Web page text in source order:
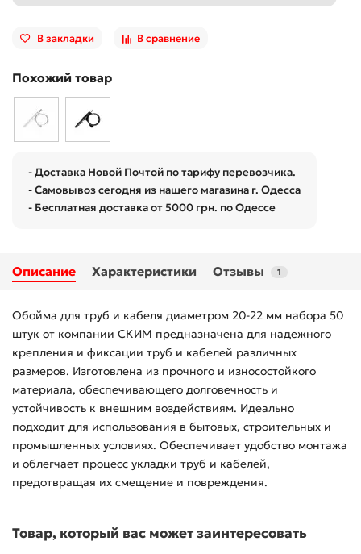
В закладки В сравнение
Похожий товар
- Доставка Новой Почтой по тарифу перевозчика.
- Самовывоз сегодня из нашего магазина г. Одесса
- Бесплатная доставка от 5000 грн. по Одессе
Описание Характеристики Отзывы 1
Обойма для труб и кабеля диаметром 20-22 мм набора 50
штук от компании СКИМ предназначена для надежного
крепления и фиксации труб и кабелей различных
размеров. Изготовлена из прочного и износостойкого
материала, обеспечивающего долговечность и
устойчивость к внешним воздействиям. Идеально
подходит для использования в бытовых, строительных и
промышленных условиях. Обеспечивает удобство монтажа
и облегчает процесс укладки труб и кабелей,
предотвращая их смещение и повреждения.
Товар, который вас может заинтересовать